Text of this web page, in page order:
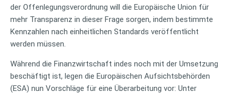
der Offenlegungsverordnung will die Europäische Union für
mehr Transparenz in dieser Frage sorgen, indem bestimmte
Kennzahlen nach einheitlichen Standards veröffentlicht
werden müssen.
Während die Finanzwirtschaft indes noch mit der Umsetzung
beschäftigt ist, legen die Europäischen Aufsichtsbehörden
(ESA) nun Vorschläge für eine Überarbeitung vor: Unter